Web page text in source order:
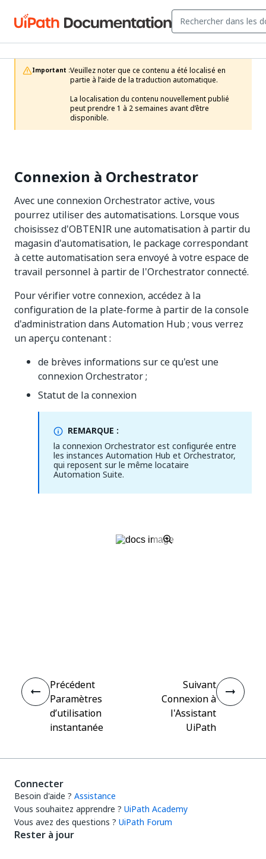
Important :Veuillez noter que ce contenu a été localisé en
partie à l’aide de la traduction automatique.
La localisation du contenu nouvellement publié
peut prendre 1 à 2 semaines avant d’être
disponible.
Connexion à Orchestrator
Avec une connexion Orchestrator active, vous
pourrez utiliser des automatisations. Lorsque vous
choisissez d'OBTENIR une automatisation à partir du
magasin d'automatisation, le package correspondant
à cette automatisation sera envoyé à votre espace de
travail personnel à partir de l'Orchestrator connecté.
Pour vérifier votre connexion, accédez à la
configuration de la plate-forme à partir de la console
d'administration dans Automation Hub ; vous verrez
un aperçu contenant :
de brèves informations sur ce qu'est une
connexion Orchestrator ;
Statut de la connexion
REMARQUE :
la connexion Orchestrator est configurée entre
les instances Automation Hub et Orchestrator,
qui reposent sur le même locataire
Automation Suite.
Précédent
Paramètres
d’utilisation
instantanée
Suivant
Connexion à
l'Assistant
UiPath
Connecter
Besoin d'aide ? Assistance
Vous souhaitez apprendre ? UiPath Academy
Vous avez des questions ? UiPath Forum
Rester à jour